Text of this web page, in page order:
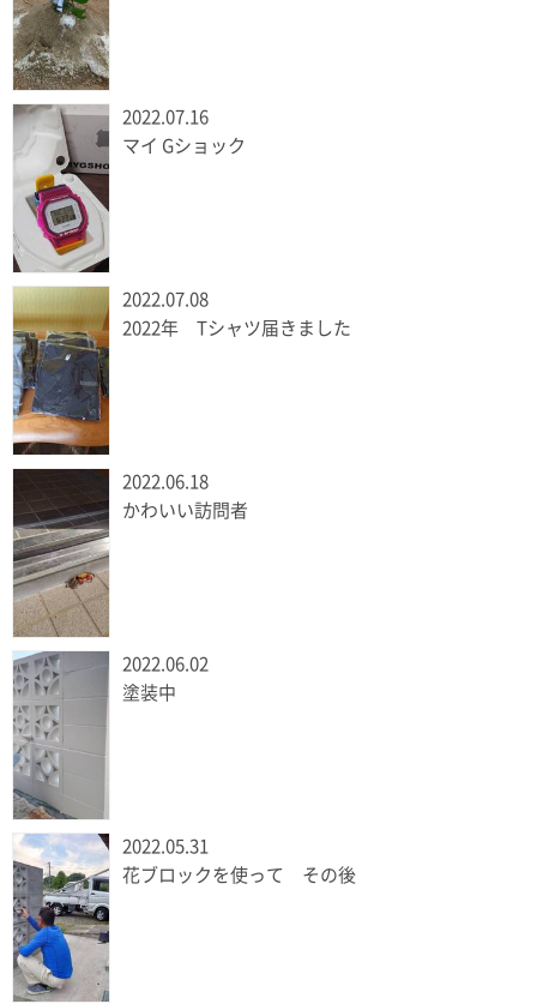
2022.07.16
マイ Gショック
2022.07.08
2022年 Tシャツ届きました
2022.06.18
かわいい訪問者
2022.06.02
塗装中
2022.05.31
花ブロックを使って その後